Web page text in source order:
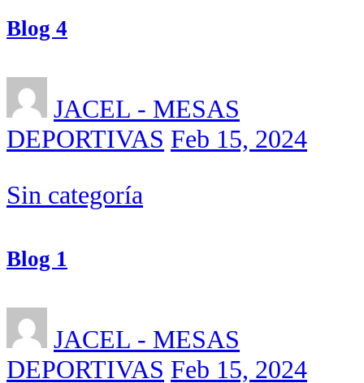
Blog 4
JACEL - MESAS
DEPORTIVAS Feb 15, 2024
Sin categoría
Blog 1
JACEL - MESAS
DEPORTIVAS Feb 15, 2024